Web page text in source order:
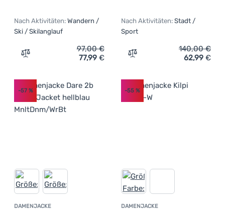
Nach Aktivitäten: Wandern /
Ski / Skilanglauf
Zum Vergleich 'Damen-Langlaufjacke Trimm Marola'
97,00€
77,99 €
Nach Aktivitäten: Stadt /
Sport
Zum Vergleich
140,00€
62,99 €
DAMENJACKE
-57%
DAMENJACKE
-55%